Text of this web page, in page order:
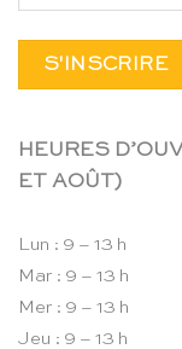
HEURES
ET AOÛT)
Lun : 9 – 13 h
Mar : 9 – 13 h
Mer : 9 – 13 h
Jeu : 9 – 13 h